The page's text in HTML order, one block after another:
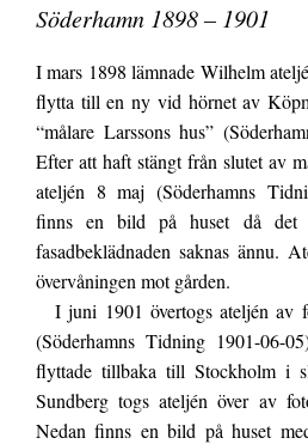
Söderhamn 1898 – 1901
I mars 1898 lämnade Wilhelm
flytta till en ny vid hörnet av
“målare Larssons hus”
Efter att haft stängt från slutet av
ateljén 8 maj (Söderhamns
finns en bild på huset då det
fasadbeklädnaden saknas ännu.
övervåningen mot gården.
I juni 1901 övertogs ateljén av
(Söderhamns Tidning 1901-06-
flyttade tillbaka till Stockholm i
Sundberg togs ateljén över av
Nedan finns en bild på huset